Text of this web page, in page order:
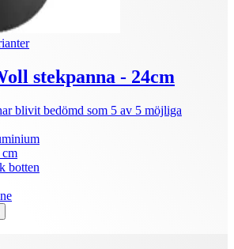
stekpanna - 24cm
blivit bedömd som 5 av 5 möjliga
botten